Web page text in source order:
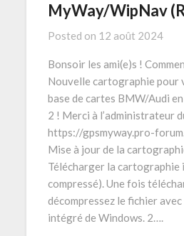
MyWay/WipNav
Posted on 12 août 2024
Bonsoir les ami(e)s !
Nouvelle cartographie pour
base de cartes BMW/Audi
2 ! Merci à l’administrateur
https://gpsmyway.pro-
Mise à jour de la
Télécharger la cartographie
compressé). Une fois
décompressez le fichier
intégré de Windows. 2….